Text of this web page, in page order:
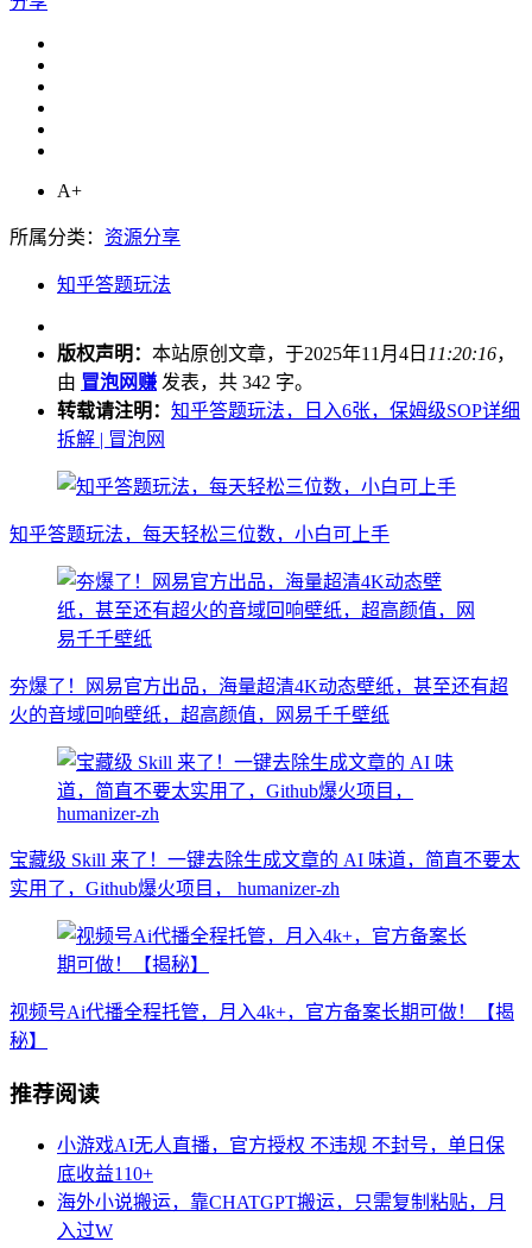
A+
所属分类： 资源分享
知乎答题玩法
版权声明： 本站原创文章，于2025年11月4日 11:20:16，
由 冒泡网赚 发表，共 342 字。
转载请注明： 知乎答题玩法，日入6张，保姆级SOP详细
拆解 | 冒泡网
知乎答题玩法，每天轻松三位数，小白可上手
夯爆了！网易官方出品，海量超清4K动态壁纸，甚至还有超
火的音域回响壁纸，超高颜值，网易千千壁纸
宝藏级 Skill 来了！一键去除生成文章的 AI 味道，简直不要太
实用了，Github爆火项目， humanizer-zh
视频号Ai代播全程托管，月入4k+，官方备案长期可做！【揭
秘】
推荐阅读
小游戏AI无人直播，官方授权 不违规 不封号，单日保
底收益110+
海外小说搬运，靠CHATGPT搬运，只需复制粘贴，月
入过W